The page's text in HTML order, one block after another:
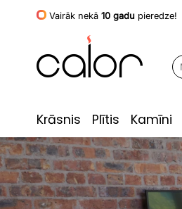
Vairāk nekā 10 gadu pieredze!
Krāsnis Plītis Kamīni